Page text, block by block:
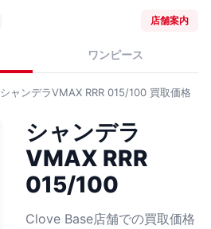
店舗案内
ワンピース
シャンデラVMAX RRR 015/100 買取価格
シャンデラ
VMAX RRR
015/100
Clove Base店舗での買取価格